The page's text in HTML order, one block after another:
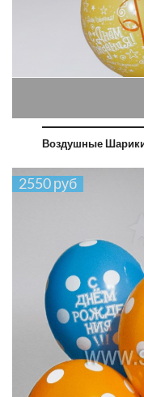
Воздушные
2550 руб